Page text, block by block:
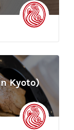
Kyoto)